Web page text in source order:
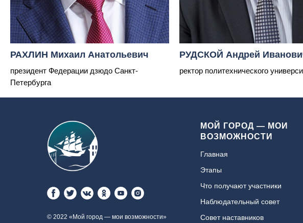
РАХЛИН Михаил Анатольевич
президент Федерации дзюдо Санкт-
Петербурга
РУДСКОЙ Андрей
ректор политехнического
© 2022 «Мой город — мои возможности»
МОЙ ГОРОД — МОИ
ВОЗМОЖНОСТИ
Главная
Этапы
Что получают участники
Наблюдательный совет
Совет наставников